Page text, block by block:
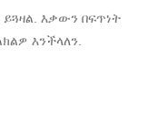
እቃውን በፍጥነት
እንችላለን.